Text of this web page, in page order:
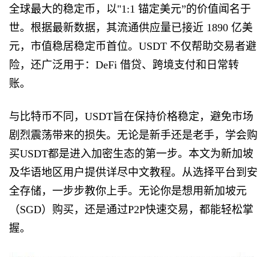
全球最大的稳定币，以"1:1 锚定美元”的价值闻名于
世。根据最新数据，其流通供应量已接近 1890 亿美
元，市值稳居稳定币首位。USDT 不仅帮助交易者避
险，还广泛用于：DeFi 借贷、跨境支付和日常转
账。
与比特币不同，USDT旨在保持价格稳定，避免市场
剧烈震荡带来的损失。无论是新手还是老手，学会购
买USDT都是进入加密生态的第一步。本文为新加坡
及华语地区用户提供详尽中文教程。从选择平台到安
全存储，一步步教你上手。无论你是想用新加坡元
（SGD）购买，还是通过P2P快速交易，都能轻松掌
握。